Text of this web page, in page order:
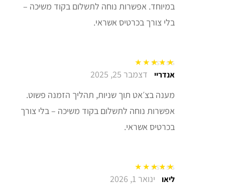
במיוחד. אפשרות נוחה לתשלום בקוד משיכה –
בלי צורך בכרטיס אשראי.
דורג5מתוך 5אנדריי דצמבר 25, 2025
מענה בצ׳אט תוך שניות, תהליך הזמנה פשוט.
אפשרות נוחה לתשלום בקוד משיכה – בלי צורך
בכרטיס אשראי.
דורג5מתוך 5 ליאו ינואר 1, 2026